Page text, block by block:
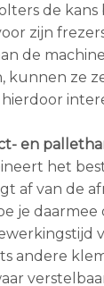
de
zijn
de
ze
en
het
af van de
je
andere